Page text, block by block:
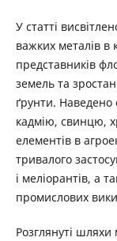
У статті
важких металів в
представників
земель та
ґрунти.
кадмію, свинцю,
елементів в
тривалого
і меліорантів, а
промислових
Розглянуті шляхи